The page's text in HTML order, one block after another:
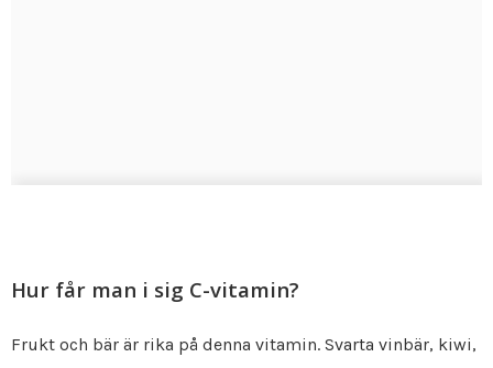
Hur får man i sig C-vitamin?
Frukt och bär är rika på denna vitamin. Svarta vinbär, kiwi,